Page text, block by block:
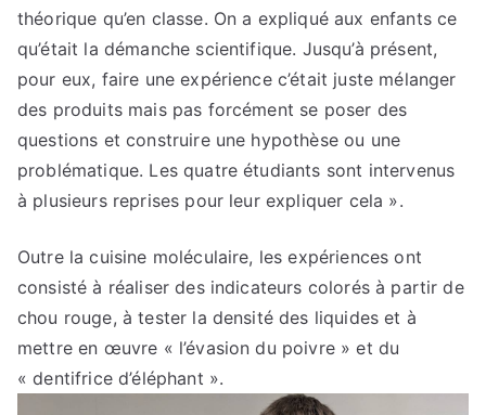
théorique qu’en classe. On a expliqué aux enfants ce
qu’était la démanche scientifique. Jusqu’à présent,
pour eux, faire une expérience c’était juste mélanger
des produits mais pas forcément se poser des
questions et construire une hypothèse ou une
problématique. Les quatre étudiants sont intervenus
à plusieurs reprises pour leur expliquer cela ».
Outre la cuisine moléculaire, les expériences ont
consisté à réaliser des indicateurs colorés à partir de
chou rouge, à tester la densité des liquides et à
mettre en œuvre « l’évasion du poivre » et du
« dentifrice d’éléphant ».